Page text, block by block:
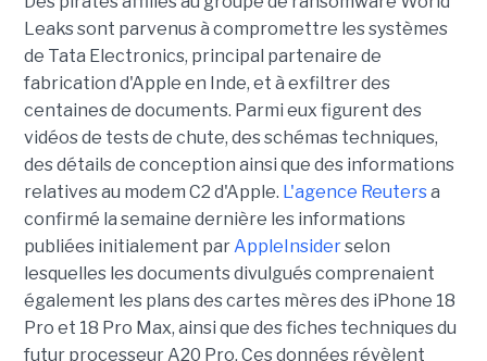
Leaks sont parvenus à compromettre les systèmes
de Tata Electronics, principal partenaire de
fabrication d'Apple en Inde, et à exfiltrer des
centaines de documents. Parmi eux figurent des
vidéos de tests de chute, des schémas techniques,
des détails de conception ainsi que des informations
relatives au modem C2 d'Apple. L'agence Reutersa
confirmé la semaine dernière les informations
publiées initialement parAppleInsiderselon
lesquelles les documents divulgués comprenaient
également les plans des cartes mères des iPhone 18
Pro et 18 Pro Max, ainsi que des fiches techniques du
futur processeur A20 Pro. Ces données révèlent